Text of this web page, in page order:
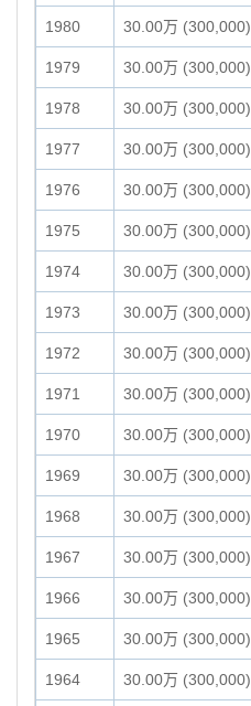
1980 30.00万 (300,000)
1979 30.00万 (300,000)
1978 30.00万 (300,000)
1977 30.00万 (300,000)
1976 30.00万 (300,000)
1975 30.00万 (300,000)
1974 30.00万 (300,000)
1973 30.00万 (300,000)
1972 30.00万 (300,000)
1971 30.00万 (300,000)
1970 30.00万 (300,000)
1969 30.00万 (300,000)
1968 30.00万 (300,000)
1967 30.00万 (300,000)
1966 30.00万 (300,000)
1965 30.00万 (300,000)
1964 30.00万 (300,000)